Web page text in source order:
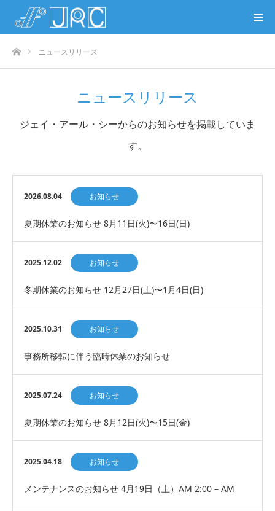
ホームニュースリリース
ニュースリリース
ジェイ・アール・シーからのお知らせを掲載していま
す。
2026.08.04 お知らせ
夏期休業のお知らせ 8月11日(火)〜16日(日)
2025.12.02 お知らせ
冬期休業のお知らせ 12月27日(土)〜1月4日(日)
2025.10.31 お知らせ
事務所移転に伴う臨時休業のお知らせ
2025.07.24 お知らせ
夏期休業のお知らせ 8月12日(火)〜15日(金)
2025.04.18 お知らせ
メンテナンスのお知らせ 4月19日（土）AM 2:00 – AM